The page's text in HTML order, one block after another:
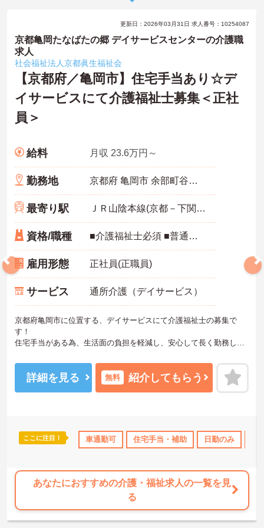
休日110日以上 資格取得サポート 産休･育休･介護休暇取得実績あり
更新日：2026年03月31日 求人番号：10254087
京都亀岡たなばたの郷 デイサービスセンターの介護職
求人
社会福祉法人京都眞生福祉会
【京都府／亀岡市】住宅手当あり☆デ
イサービスにて介護福祉士募集＜正社
員＞
給料 月収 23.6万円～
勤務地 京都府 亀岡市 余部町谷川尻11‐5
最寄り駅 ＪＲ山陰本線(京都－下関)「亀岡駅」バス・車3分
資格/職種 ■介護福祉士必須 ■普通自動車運転免許（AT限定可）必須 ■経験者優遇
雇用形態 正社員(正職員)
サービス 通所介護（デイサービス）
京都府亀岡市に位置する、デイサービスにて介護福祉士の募集で
す！
住宅手当がある為、生活面の負担を軽減し、安心して長く勤務して
また、昇給・賞与があるので、モチベーションを保ちながら働くこ
とができます♪
さらに、マイカー通勤可能なので通勤らくらくです◎
詳細を見る 無料 紹介してもらう
ここに注目！ 車通勤可 住宅手当・補助 日勤のみ
あなたにおすすめの介護・福祉求人の一覧を見
る